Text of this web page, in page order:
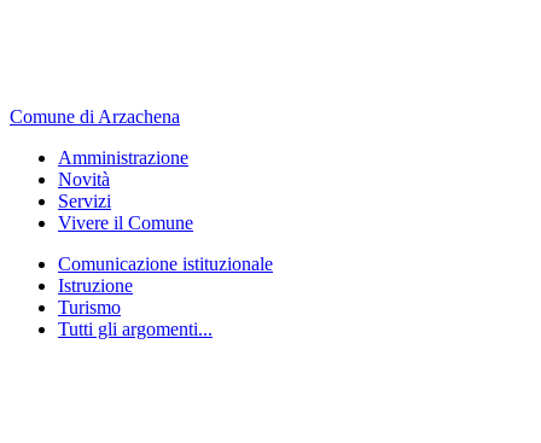
Comune di Arzachena
Amministrazione
Novità
Servizi
Vivere il Comune
Comunicazione istituzionale
Istruzione
Turismo
Tutti gli argomenti...